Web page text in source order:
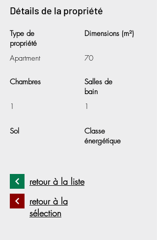
Détails de la propriété
Type de
propriété
Apartment
Chambres
1
Sol
Dimensions (m²)
70
Salles de
bain
1
Classe
énergétique
retour à la liste
retour à la
sélection